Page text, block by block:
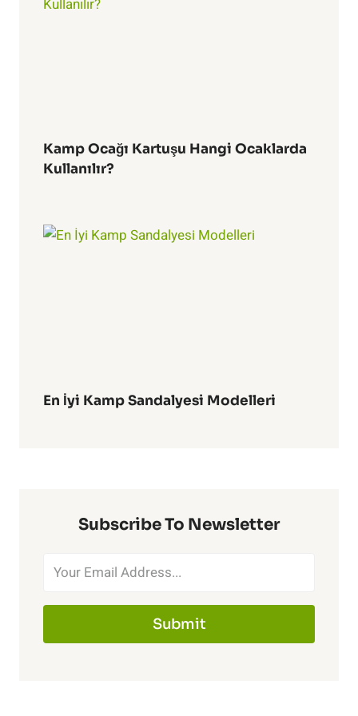
Kamp Ocağı Kartuşu Hangi Ocaklarda
Kullanılır?
En İyi Kamp Sandalyesi Modelleri
Subscribe To Newsletter
Submit